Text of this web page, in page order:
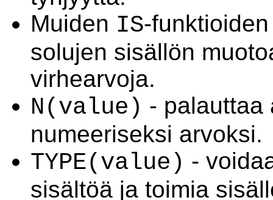
Muiden IS-
solujen sisällön
virhearvoja.
N(value) - palauttaa
numeeriseksi arvoksi.
TYPE(value) -
sisältöä ja toimia